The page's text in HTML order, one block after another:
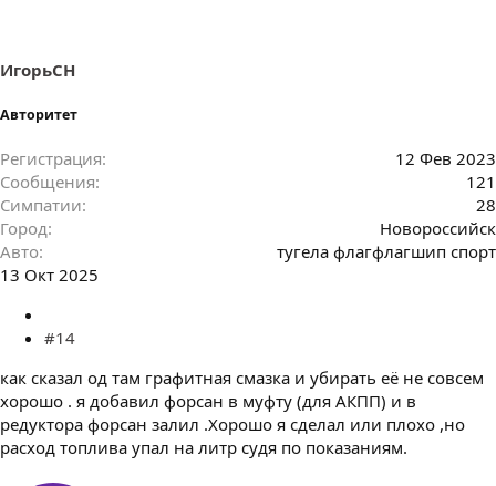
ИгорьСН
Авторитет
Регистрация
12 Фев 2023
Сообщения
121
Симпатии
28
Город
Новороссийск
Авто
тугела флагфлагшип спорт
13 Окт 2025
#14
как сказал од там графитная смазка и убирать её не совсем
хорошо . я добавил форсан в муфту (для АКПП) и в
редуктора форсан залил .Хорошо я сделал или плохо ,но
расход топлива упал на литр судя по показаниям.